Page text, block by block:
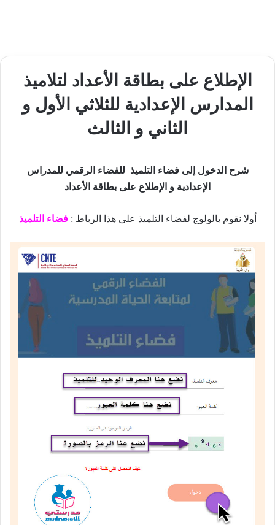
الإطلاع على بطاقة الأعداد لتلاميذ
المدارس الإعدادية للثلاثي الأول و
الثاني و الثالث
شرح الدخول إلى فضاء التلميذ للفضاء الرقمي للمدراس
الإعدادية و الإطلاع على بطاقة الأعداد
أولا نقوم بالولوج لفضاء التلميذ على هذا الرباط :فضاء التلميذ